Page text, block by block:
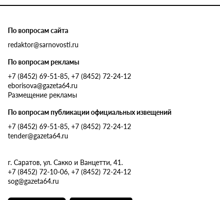
По вопросам сайта
redaktor@sarnovosti.ru
По вопросам рекламы
+7 (8452) 69-51-85, +7 (8452) 72-24-12
eborisova@gazeta64.ru
Размещение рекламы
По вопросам публикации официальных извещений
+7 (8452) 69-51-85, +7 (8452) 72-24-12
tender@gazeta64.ru
г. Саратов, ул. Сакко и Ванцетти, 41.
+7 (8452) 72-10-06, +7 (8452) 72-24-12
sog@gazeta64.ru